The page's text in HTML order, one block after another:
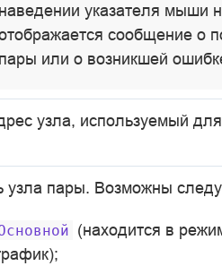
наведении указателя мыши
сообщение о
пары или о возникшей
узла, используемый
узла пары. Возможны
(находится в